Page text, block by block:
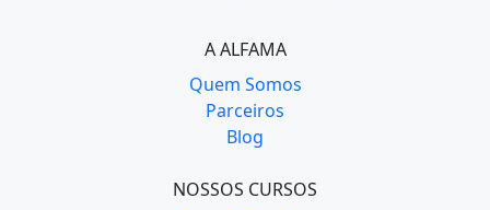
A ALFAMA
Quem Somos
Parceiros
Blog
NOSSOS CURSOS